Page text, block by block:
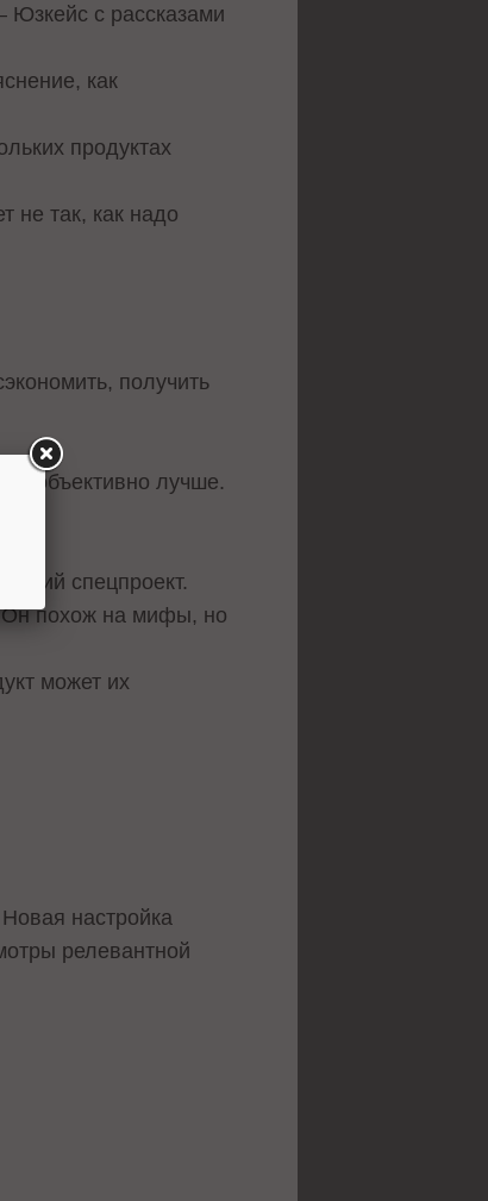
Юзкейс с рассказами
как
продуктах
не так, как надо
получить
объективно лучше.
спецпроект.
Он похож на мифы, но
может их
настройка
релевантной